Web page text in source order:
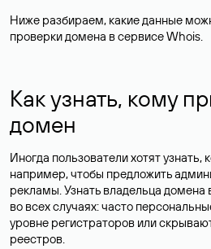
Ниже разбираем, какие данные
проверки домена в сервисе Whois.
Как узнать, кому
домен
Иногда пользователи хотят узнать,
например, чтобы предложить
рекламы. Узнать владельца
во всех случаях: часто
уровне регистраторов или
реестров.